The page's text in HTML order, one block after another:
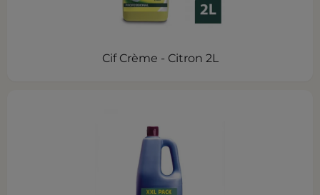
Cif Crème - Citron 2L